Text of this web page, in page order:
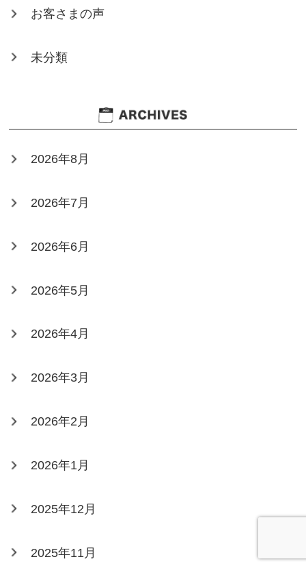
お客さまの声
未分類
2026年8月
2026年7月
2026年6月
2026年5月
2026年4月
2026年3月
2026年2月
2026年1月
2025年12月
2025年11月